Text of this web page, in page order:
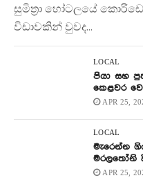
සුමිත්‍රා හෝටලයේ
විඩාවකින් වුවද...
LOCAL
පියා සහ
කෙළවර
APR 25,
LOCAL
මැරෙන්න
මරලතෝනි
APR 25,